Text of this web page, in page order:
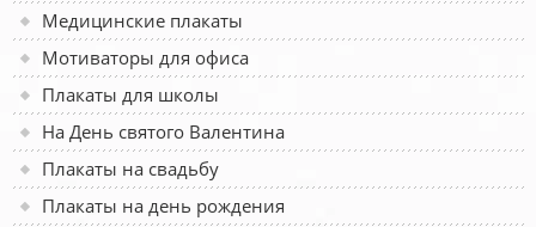
Медицинские плакаты
Мотиваторы для офиса
Плакаты для школы
На День святого Валентина
Плакаты на свадьбу
Плакаты на день рождения